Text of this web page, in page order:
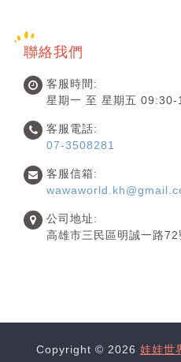
聯絡我們
客服時間:
星期一 至 星期五 09:30-
客服電話:
07-3508281
客服信箱:
公司地址:
高雄市三民區明誠一路72
Copyright © 2026 娃娃世